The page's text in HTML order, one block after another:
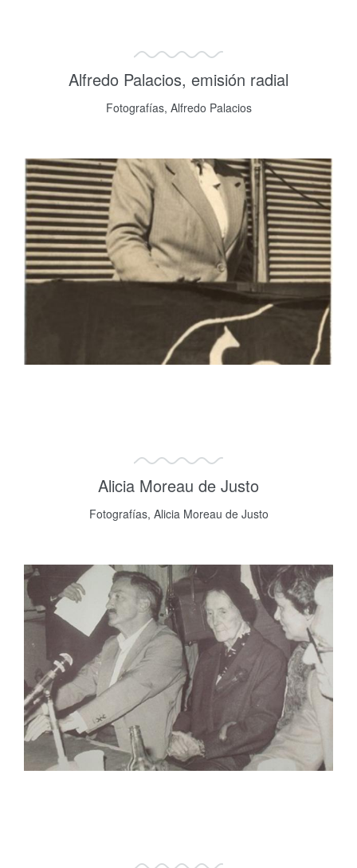
Alfredo Palacios, emisión radial
Fotografías, Alfredo Palacios
Alicia Moreau de Justo
Fotografías, Alicia Moreau de Justo